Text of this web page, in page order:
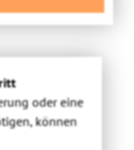
oder eine
können